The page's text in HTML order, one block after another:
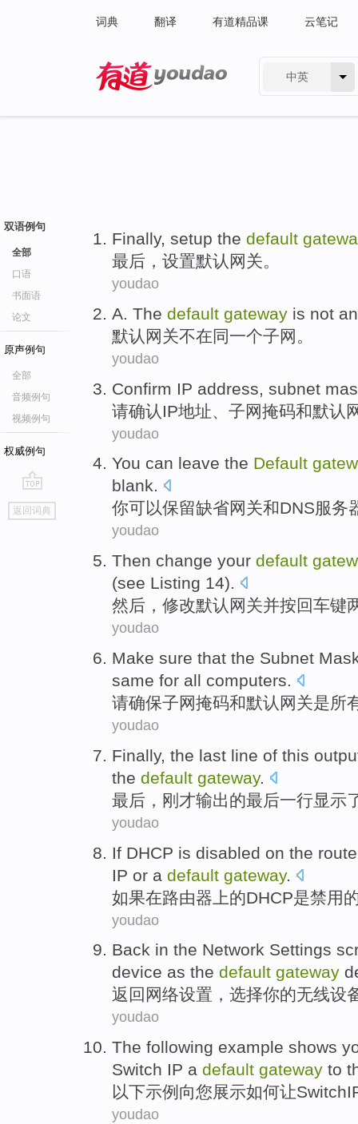
词典 翻译 有道精品课 云笔记
中英
双语例句
全部
口语
书面语
论文
原声例句
全部
音频例句
视频例句
权威例句
go
top
返回词典
Finally, setup the default
最后 ， 设置默认 网关。
youdao
A. The default gateway is not
默认 网关不在同一个子网 。
youdao
Confirm IP address subnet
请确认 IP地址 子网掩码和默认
youdao
You can leave the Default
blank.
你可以保留缺省网关和DNS服务
youdao
Then change your default
(see Listing 14).
然后 ， 修改默认 网关并按回车键
youdao
Make sure that the Subnet
same for all computers.
请确保子网掩码和默认 网关是所
youdao
Finally, the last line of this
the default gateway.
最后 ，刚才输出的最后一行显示
youdao
If DHCP is disabled on the
IP or a default gateway.
如果在路由器 上的DHCP是禁用
youdao
Back in the Network Settings
device as the default gateway
返回 网络设置 ， 选择你的无线设
youdao
The following example shows
Switch IP a default gateway to
以下示例 向您展示如何让Switch
youdao